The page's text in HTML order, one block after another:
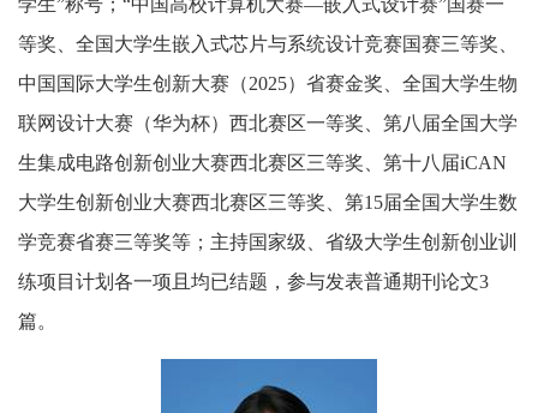
等奖、全国大学生嵌入式芯片与系统设计竞赛国赛三等奖、
中国国际大学生创新大赛（2025）省赛金奖、全国大学生物
联网设计大赛（华为杯）西北赛区一等奖、第八届全国大学
生集成电路创新创业大赛西北赛区三等奖、第十八届iCAN
大学生创新创业大赛西北赛区三等奖、第15届全国大学生数
学竞赛省赛三等奖等；主持国家级、省级大学生创新创业训
练项目计划各一项且均已结题，参与发表普通期刊论文3
篇。